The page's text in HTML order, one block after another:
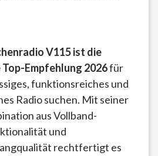
V115 ist die
Empfehlung 2026für
funktionsreiches und
Radio suchen. Mit seiner
aus Vollband-
und
rechtfertigt es